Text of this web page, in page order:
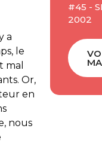
a
le
mal
Or,
en
nous
#45 -
2002